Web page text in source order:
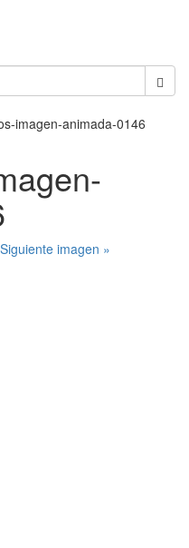
imagen-animada-0146
Siguiente imagen »